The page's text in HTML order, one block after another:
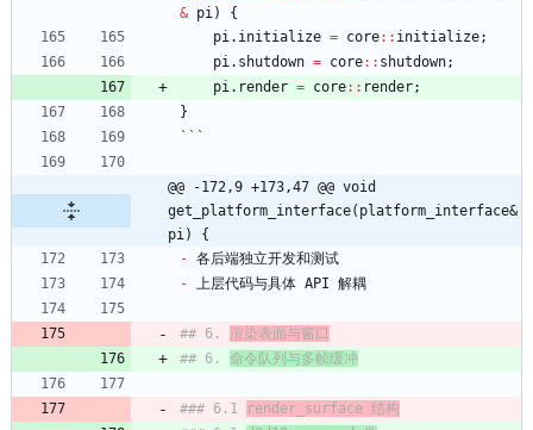
& pi)
{
pi. initialize = core: : initialize;
pi. shutdown = core: : shutdown;
pi. render = core: : render;
}
```
@@ -172,9 +173,47 @@ void
get_platform_interface(platform_interface&
pi) {
-
-
## 6. 渲染表面与窗口
## 6. 命令队列与多帧缓冲
### 6.1
render_surface 结构